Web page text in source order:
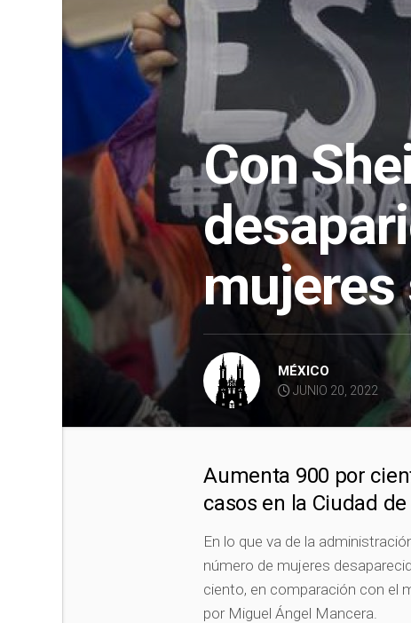
Con
mujeres
MÉXICO
JUNIO 20, 2022
Aumenta 900 por
casos en la Ciudad
En lo que va de la
número de mujeres
ciento, en comparación con el
por Miguel Ángel Mancera.